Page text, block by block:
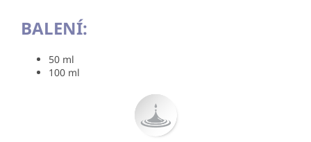
BALENÍ:
50 ml
100 ml